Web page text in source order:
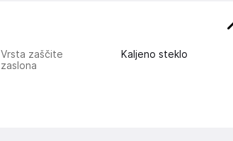
Vrsta zaščite
zaslona
Kaljeno steklo